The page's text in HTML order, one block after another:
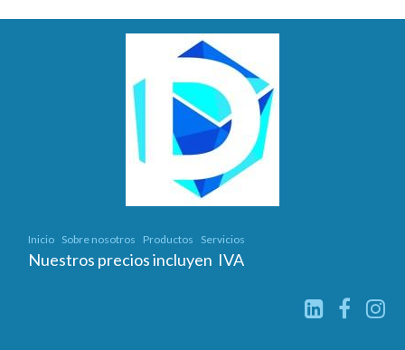
Inicio Sobre nosotros Productos Servicios
Nuestros precios incluyen IVA